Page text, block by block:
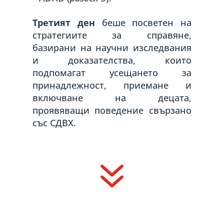
Третият ден беше посветен на
стратегиите за справяне,
базирани на научни изследвания
и доказателства, които
подпомагат усещането за
принадлежност, приемане и
включване на децата,
проявяващи поведение свързано
със СДВХ.
7